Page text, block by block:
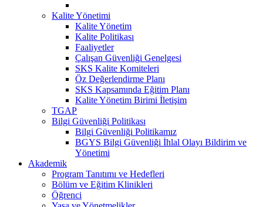
Kalite Yönetimi
Kalite Yönetim
Kalite Politikası
Faaliyetler
Çalışan Güvenliği Genelgesi
SKS Kalite Komiteleri
Öz Değerlendirme Planı
SKS Kapsamında Eğitim Planı
Kalite Yönetim Birimi İletişim
TGAP
Bilgi Güvenliği Politikası
Bilgi Güvenliği Politikamız
BGYS Bilgi Güvenliği İhlal Olayı Bildirim ve
Yönetimi
Akademik
Program Tanıtımı ve Hedefleri
Bölüm ve Eğitim Klinikleri
Öğrenci